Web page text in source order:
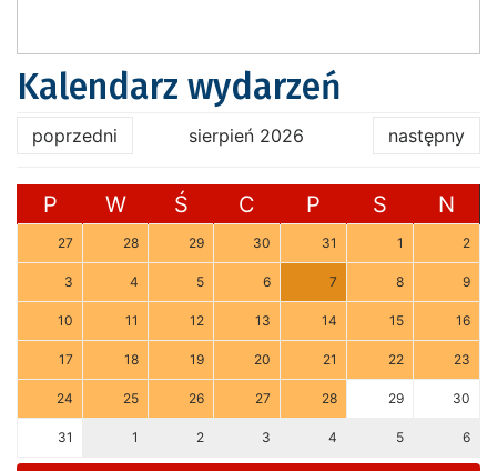
Kalendarz wydarzeń
poprzedni sierpień 2026 następny
P W Ś C P S N
27 28 29 30 31 1 2
3 4 5 6 7 8 9
10 11 12 13 14 15 16
17 18 19 20 21 22 23
24 25 26 27 28 29 30
31 1 2 3 4 5 6